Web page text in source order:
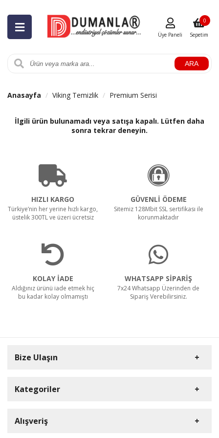
ARA
Üye Paneli Sepetim
0
Anasayfa Viking Temizlik Premium Serisi
İlgili ürün bulunamadı veya satışa kapalı. Lütfen daha
sonra tekrar deneyin.
HIZLI KARGO
Türkiye’nin her yerine hızlı kargo,
üstelik 300TL ve üzeri ücretsiz
GÜVENLİ ÖDEME
Sitemiz 128Mbit SSL sertifikası ile
korunmaktadır
KOLAY İADE
Aldığınız ürünü iade etmek hiç
bu kadar kolay olmamıştı
WHATSAPP SİPARİŞ
7x24 Whatsapp Üzerinden de
Sipariş Verebilirsiniz.
Bize Ulaşın
Kategoriler
Rulopak
Alışveriş